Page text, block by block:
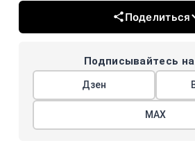
Поделиться
Подписывайтесь
Дзен
МАХ